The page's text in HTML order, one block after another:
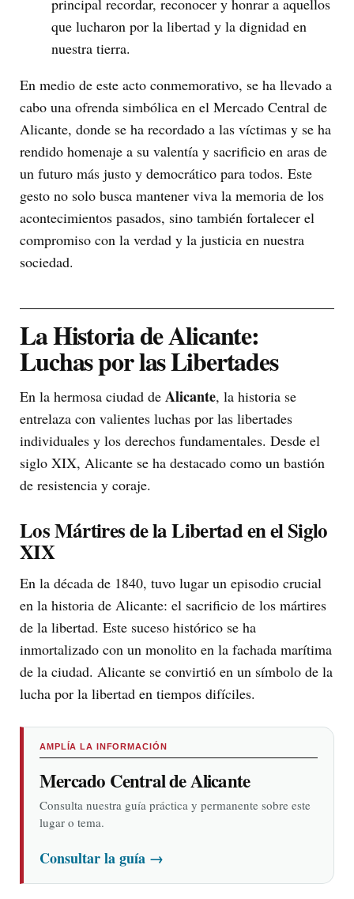
principal recordar, reconocer y honrar a aquellos
que lucharon por la libertad y la dignidad en
nuestra tierra.
En medio de este acto conmemorativo, se ha llevado a
cabo una ofrenda simbólica en el Mercado Central de
Alicante, donde se ha recordado a las víctimas y se ha
rendido homenaje a su valentía y sacrificio en aras de
un futuro más justo y democrático para todos. Este
gesto no solo busca mantener viva la memoria de los
acontecimientos pasados, sino también fortalecer el
compromiso con la verdad y la justicia en nuestra
sociedad.
La Historia de Alicante:
Luchas por las Libertades
En la hermosa ciudad de Alicante, la historia se
entrelaza con valientes luchas por las libertades
individuales y los derechos fundamentales. Desde el
siglo XIX, Alicante se ha destacado como un bastión
de resistencia y coraje.
Los Mártires de la Libertad en el Siglo
XIX
En la década de 1840, tuvo lugar un episodio crucial
en la historia de Alicante: el sacrificio de los mártires
de la libertad. Este suceso histórico se ha
inmortalizado con un monolito en la fachada marítima
de la ciudad. Alicante se convirtió en un símbolo de la
lucha por la libertad en tiempos difíciles.
AMPLÍA LA INFORMACIÓN
Mercado Central de Alicante
Consulta nuestra guía práctica y permanente sobre este
lugar o tema.
Consultar la guía →